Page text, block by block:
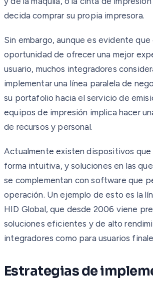
decida comprar su propia impresora.
Sin embargo, aunque es evidente que
oportunidad de ofrecer una mejor
usuario, muchos integradores
implementar una línea paralela de
su portafolio hacia el servicio de
equipos de impresión implica hacer
de recursos y personal.
Actualmente existen dispositivos que
forma intuitiva, y soluciones en las
se complementan con software que
operación. Un ejemplo de esto es la
HID Global, que desde 2006 viene
soluciones eficientes y de alto
integradores como para usuarios
Estrategias de